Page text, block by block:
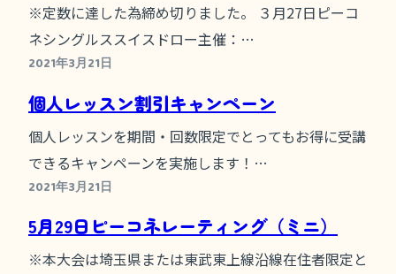
※定数に達した為締め切りました。 ３月27日ピーコ
ネシングルススイスドロー主催：…
2021年3月21日
個人レッスン割引キャンペーン
個人レッスンを期間・回数限定でとってもお得に受講
できるキャンペーンを実施します！…
2021年3月21日
5月29日ピーコネレーティング（ミニ）
※本大会は埼玉県または東武東上線沿線在住者限定と